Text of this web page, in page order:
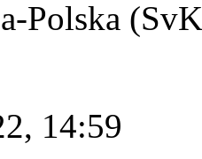
Polska
14:59